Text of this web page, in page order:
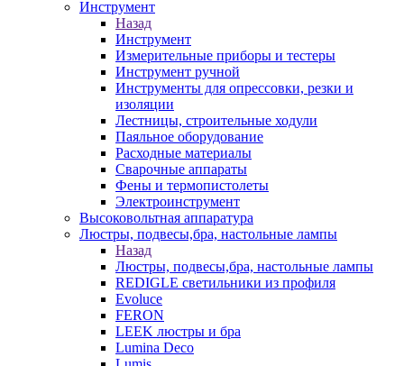
Инструмент
Назад
Инструмент
Измерительные приборы и тестеры
Инструмент ручной
Инструменты для опрессовки, резки и
изоляции
Лестницы, строительные ходули
Паяльное оборудование
Расходные материалы
Сварочные аппараты
Фены и термопистолеты
Электроинструмент
Высоковольтная аппаратура
Люстры, подвесы,бра, настольные лампы
Назад
Люстры, подвесы,бра, настольные лампы
REDIGLE светильники из профиля
Evoluce
FERON
LEEK люстры и бра
Lumina Deco